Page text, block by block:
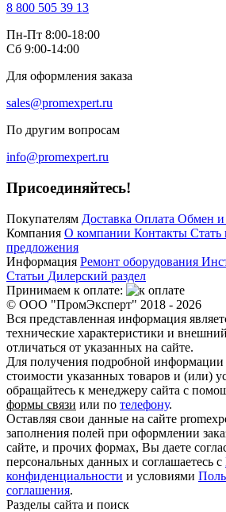
8 800 505 39 13
Пн-Пт 8:00-18:00
Сб 9:00-14:00
Для оформления заказа
sales@promexpert.ru
По другим вопросам
info@promexpert.ru
Присоединяйтесь!
Покупателям Доставка Оплата Обмен и
Компания О компании Контакты Стать
предложения
Информация Ремонт оборудования
Статьи Дилерский раздел
Принимаем к оплате:
© ООО "ПромЭксперт" 2018 - 2026
Вся представленная информация
технические характеристики и
отличаться от указанных на сайте.
Для получения подробной
стоимости указанных товаров и (или)
обращайтесь к менеджеру сайта с
формы связи или по телефону.
Оставляя свои данные на сайте
заполнения полей при оформлении
сайте, и прочих формах, Вы даете
персональных данных и соглашаетесь с
конфиденциальности и условиями
соглашения.
Разделы сайта и поиск